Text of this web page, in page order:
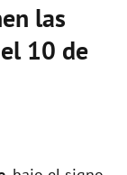
las
10 de